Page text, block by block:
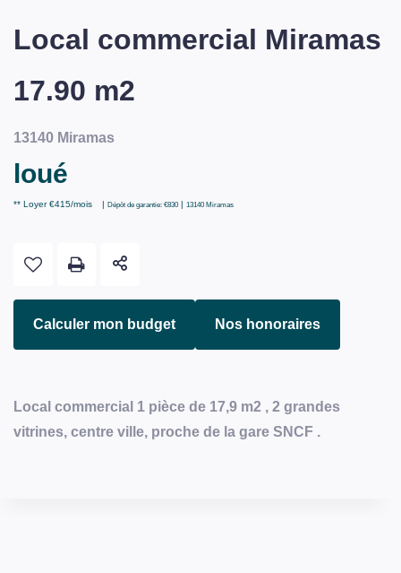
Local commercial Miramas
17.90 m2
13140 Miramas
loué
** Loyer €415/mois | Dépôt de garantie: €830| 13140 Miramas
Calculer mon budget Nos honoraires
Local commercial 1 pièce de 17,9 m2 , 2 grandes
vitrines, centre ville, proche de la gare SNCF .